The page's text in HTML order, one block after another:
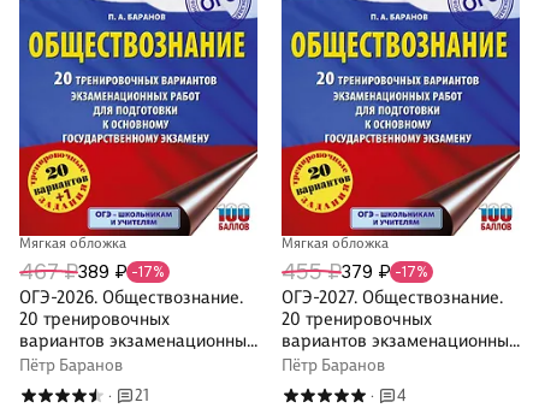
Мягкая обложка
467 ₽389 ₽ -17%
ОГЭ-2026. Обществознание.
20 тренировочных
вариантов экзаменационных
работ для подготовки к ОГЭ
Пётр Баранов
·
21
Мягкая обложка
455 ₽379 ₽ -17%
ОГЭ-2027. Обществознание.
20 тренировочных
вариантов экзаменационных
работ для подготовки к ОГЭ
Пётр Баранов
·
4